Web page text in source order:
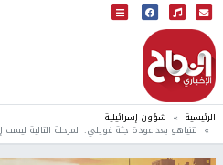
البث المباشر
إذاعة النجاح
الرئيسية شؤون إسرائيلية
نتنياهو بعد عودة جثة غويلي: المرحلة التالية ليست